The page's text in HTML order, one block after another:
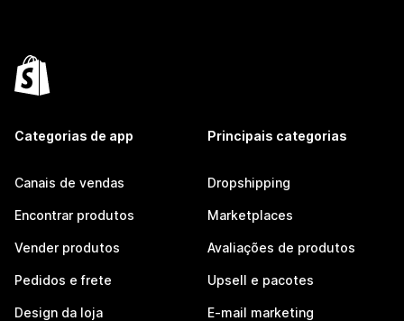
Categorias de app
Canais de vendas
Encontrar produtos
Vender produtos
Pedidos e frete
Design da loja
Principais categorias
Dropshipping
Marketplaces
Avaliações de produtos
Upsell e pacotes
E-mail marketing